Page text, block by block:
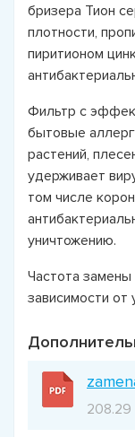
бризера Тион
плотности,
пиритионом
Фильтр с
бытовые
растений,
удерживает
том числе
уничтожению.
Частота
зависимости от
208.29